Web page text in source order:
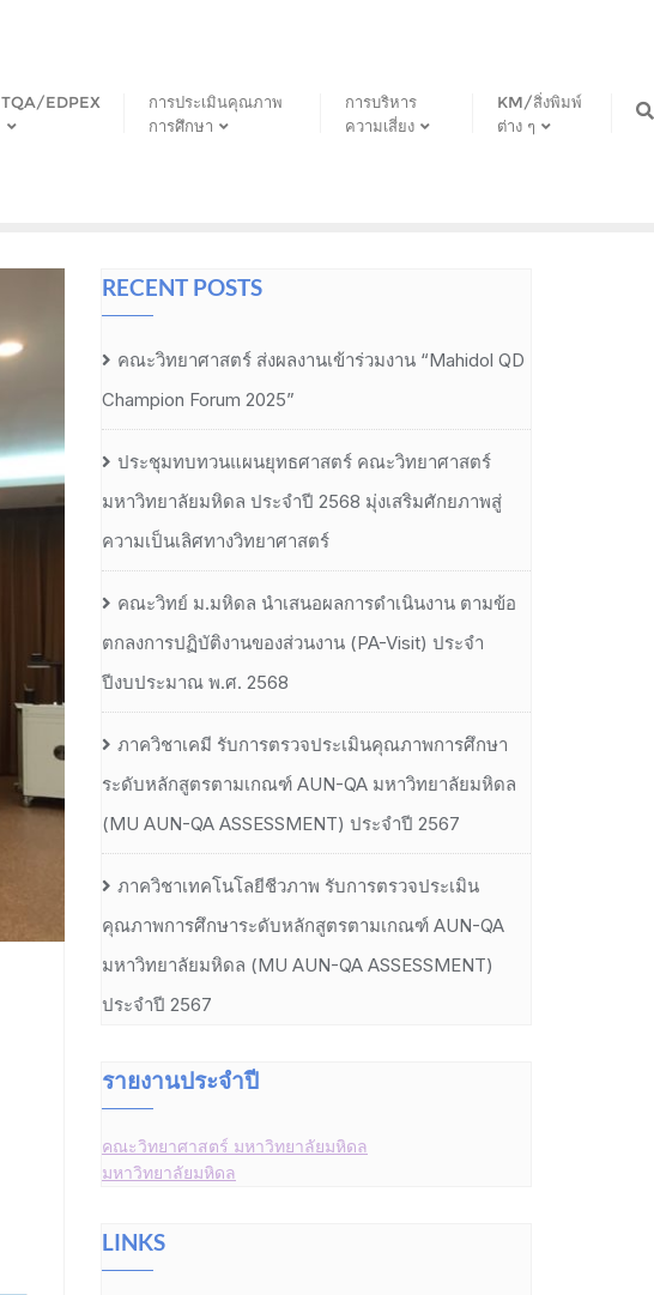
TQA/EDPEX
การประเมินคุณภาพ
การศึกษา
การบริหาร
ความเสี่ยง
KM/สิ่งพิมพ์
ต่าง ๆ
RECENT POSTS
คณะวิทยาศาสตร์ ส่งผลงานเข้าร่วมงาน “Mahidol QD
Champion Forum 2025”
ประชุมทบทวนแผนยุทธศาสตร์ คณะวิทยาศาสตร์
มหาวิทยาลัยมหิดล ประจำปี 2568 มุ่งเสริมศักยภาพสู่
ความเป็นเลิศทางวิทยาศาสตร์
คณะวิทย์ ม.มหิดล นำเสนอผลการดำเนินงาน ตามข้อ
ตกลงการปฏิบัติงานของส่วนงาน (PA-Visit) ประจำ
ปีงบประมาณ พ.ศ. 2568
ภาควิชาเคมี รับการตรวจประเมินคุณภาพการศึกษา
ระดับหลักสูตรตามเกณฑ์ AUN-QA มหาวิทยาลัยมหิดล
(MU AUN-QA ASSESSMENT) ประจำปี 2567
ภาควิชาเทคโนโลยีชีวภาพ รับการตรวจประเมิน
คุณภาพการศึกษาระดับหลักสูตรตามเกณฑ์ AUN-QA
มหาวิทยาลัยมหิดล (MU AUN-QA ASSESSMENT)
ประจำปี 2567
รายงานประจำปี
คณะวิทยาศาสตร์ มหาวิทยาลัยมหิดล
มหาวิทยาลัยมหิดล
LINKS